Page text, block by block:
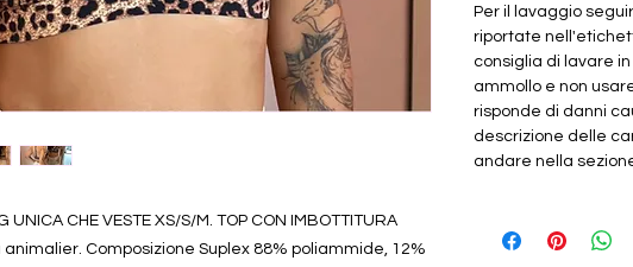
UNICA CHE VESTE XS/S/M. TOP CON IMBOTTITURA
animalier. Composizione Suplex 88% poliammide, 12%
Per il lavaggio
riportate
consiglia di lavare
ammollo e non
risponde di danni
descrizione delle
andare nella